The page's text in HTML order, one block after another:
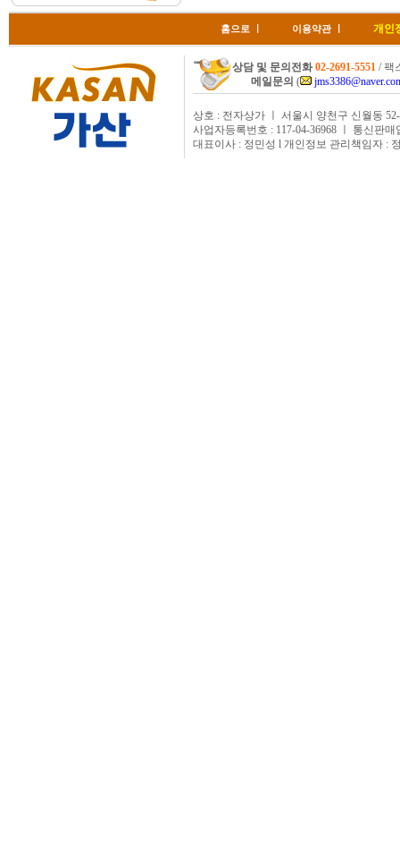
홈으로 이용약관 개인
상담 및 문의전화02-2691-5551/ 팩
메일문의 (
상호 : 전자상가 ㅣ 서울시 양천구 신월동
사업자등록번호 : 117-04-36968 ㅣ 통신판매
대표이사 : 정민성 l 개인정보 관리책임자 :